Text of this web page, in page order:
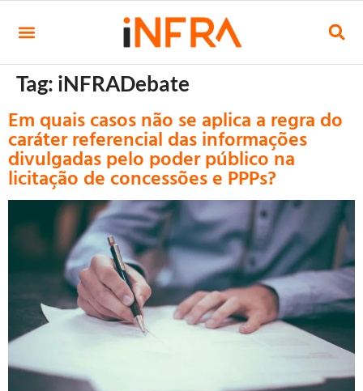
Tag: iNFRADebate
Em quais casos não se aplica a regra do
caráter referencial das informações
divulgadas pelo poder público na
licitação de concessões e PPPs?